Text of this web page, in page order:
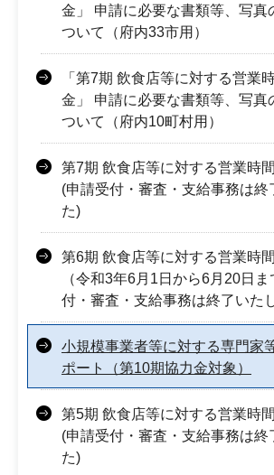
金」 申請に必要な書類等、写真
ついて（府内33市用）
「第7期 飲食店等に対する営業
金」 申請に必要な書類等、写真
ついて（府内10町村用）
第7期 飲食店等に対する営業時
(申請受付・審査・支給事務は終
た)
第6期 飲食店等に対する営業時
（令和3年6月1日から6月20日
付・審査・支給事務は終了いた
小規模事業者等に対する専門家
ポート（第10期協力金対象）
第5期 飲食店等に対する営業時
(申請受付・審査・支給事務は終
た)